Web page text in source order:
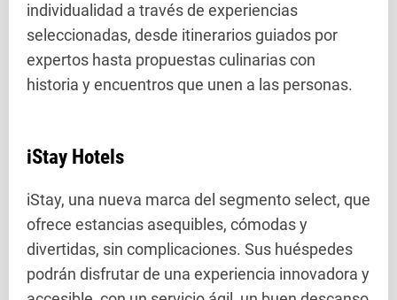
individualidad a través de experiencias
seleccionadas, desde itinerarios guiados por
expertos hasta propuestas culinarias con
historia y encuentros que unen a las personas.
iStay Hotels
iStay, una nueva marca del segmento select, que
ofrece estancias asequibles, cómodas y
divertidas, sin complicaciones. Sus huéspedes
podrán disfrutar de una experiencia innovadora y